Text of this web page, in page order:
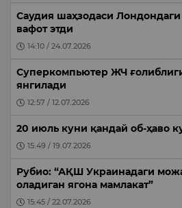
Саудия шаҳзодаси
вафот этди
14:10 / 24.07.2026
Суперкомпьютер ЖЧ
янгилади
12:57 / 12.07.2026
20 июль куни қандай об-ҳаво
15:49 / 19.07.2026
Рубио: “АҚШ Украинадаги
оладиган ягона мамлакат”
15:45 / 22.07.2026